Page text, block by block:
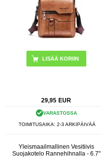
LISÄÄ KORIIN
29,95 EUR
VARASTOSSA
TOIMITUSAIKA: 2-3 ARKIPÄIVÄÄ
Yleismaailmallinen Vesitiivis
Suojakotelo Rannehihnalla - 6.7"